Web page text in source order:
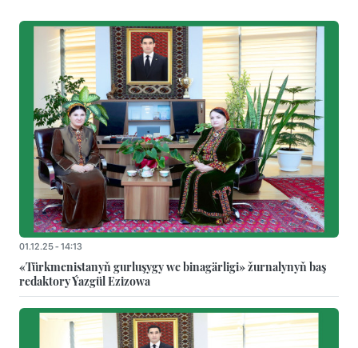
01.12.25 - 14:13
«Türkmenistanyň gurluşygy we binagärligi» žurnalynyň baş
redaktory Ýazgül Ezizowa